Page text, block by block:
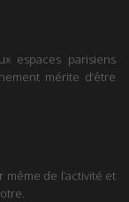
espaces parisiens
mérite d’être
même de l’activité et